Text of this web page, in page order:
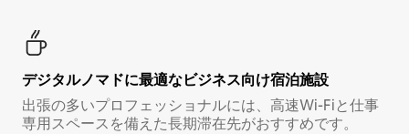
デジタルノマド⁠に最⁠適⁠なビ⁠ジ⁠ネ⁠ス⁠向⁠け宿⁠泊⁠施⁠設
出張の多いプロフェッショナルには、高速Wi-Fiと仕事
専用スペースを備えた長期滞在先がおすすめです。